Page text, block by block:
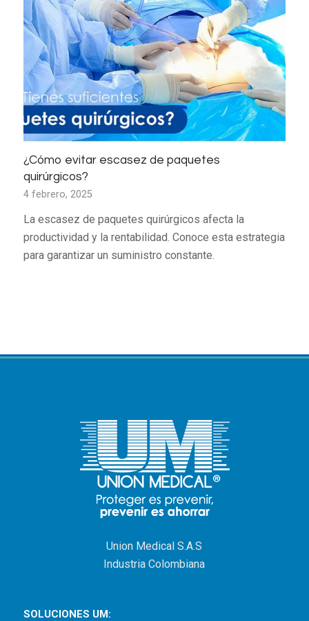
¿Cómo evitar escasez de paquetes
quirúrgicos?
4 febrero, 2025
La escasez de paquetes quirúrgicos afecta la
productividad y la rentabilidad. Conoce esta estrategia
para garantizar un suministro constante.
Union Medical S.A.S
Industria Colombiana
SOLUCIONES UM: